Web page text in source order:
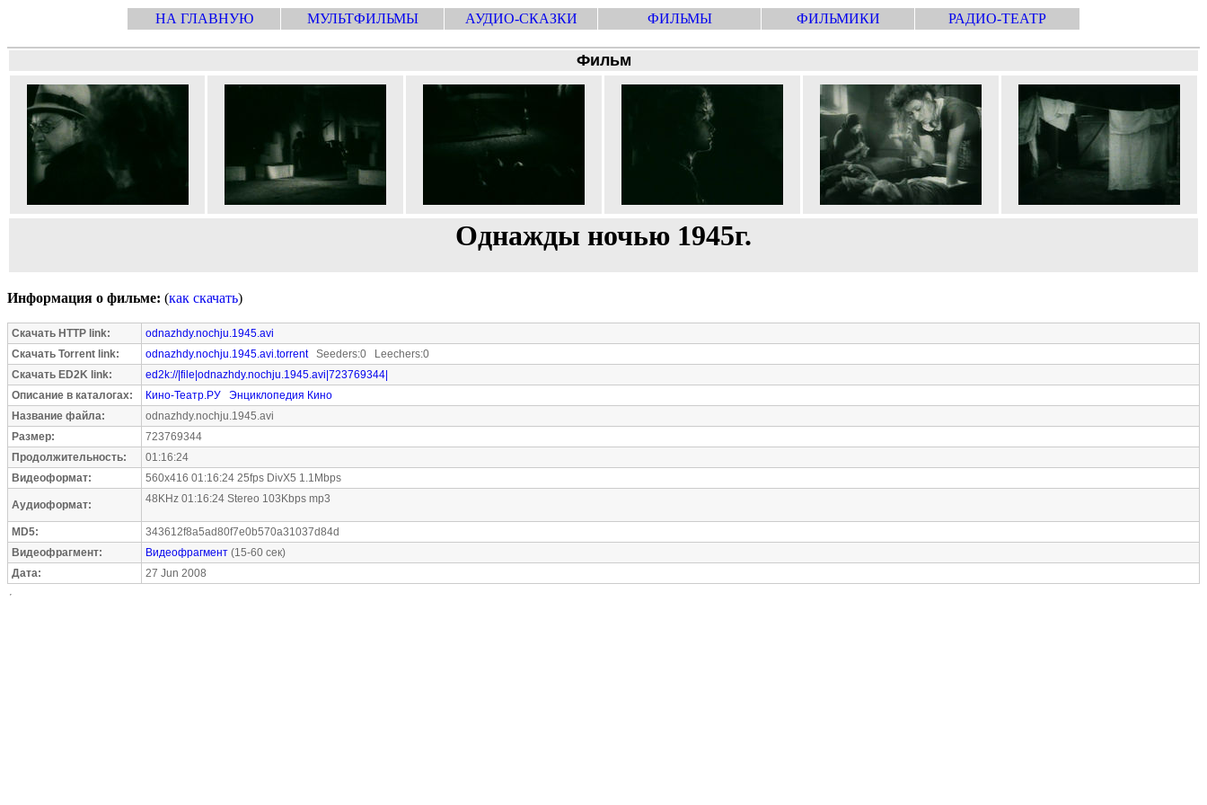
НА ГЛАВНУЮ МУЛЬТФИЛЬМЫ АУДИО-СКАЗКИ ФИЛЬМЫ ФИЛЬМИКИ РАДИО-ТЕАТР
Фильм
Однажды ночью 1945г.
Информация о фильме: (как скачать)
Скачать HTTP link:
odnazhdy.nochju.1945.avi
Скачать Torrent link:
odnazhdy.nochju.1945.avi.torrentSeeders:0 Leechers:0
Скачать ED2K link:
ed2k://|file|odnazhdy.nochju.1945.avi|723769344|
Описание в каталогах:
Кино-Театр.РУ
Энциклопедия Кино
Название файла:
odnazhdy.nochju.1945.avi
Размер:
723769344
Продолжительность:
01:16:24
Видеоформат:
560x416 01:16:24 25fps DivX5 1.1Mbps
Аудиоформат: 48KHz 01:16:24 Stereo 103Kbps mp3
MD5:
343612f8a5ad80f7e0b570a31037d84d
Видеофрагмент:
Видеофрагмент (15-60 сек)
Дата:
27 Jun 2008